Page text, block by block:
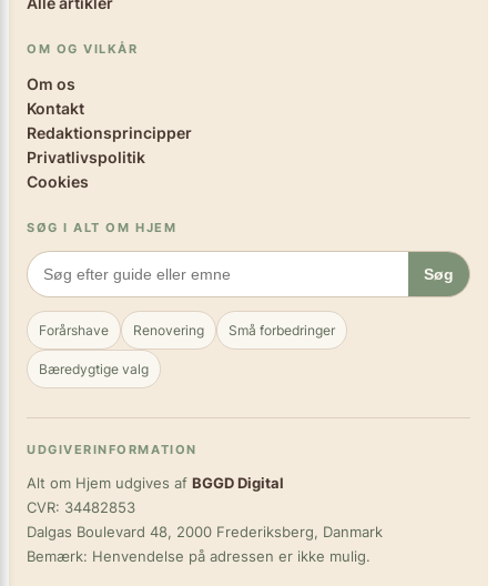
OM OG VILKÅR
Om os
Kontakt
Redaktionsprincipper
Privatlivspolitik
Cookies
SØG I ALT OM HJEM
Søg
Forårshave Renovering Små forbedringer
Bæredygtige valg
UDGIVERINFORMATION
Alt om Hjem udgives af BGGD Digital
CVR: 34482853
Dalgas Boulevard 48, 2000 Frederiksberg, Danmark
Bemærk: Henvendelse på adressen er ikke mulig.